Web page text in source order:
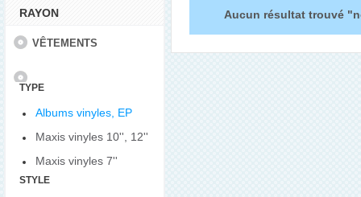
RAYON
VÊTEMENTS
TYPE
Albums vinyles, EP
Maxis vinyles 10'', 12''
Maxis vinyles 7''
STYLE
Aucun résultat trouvé